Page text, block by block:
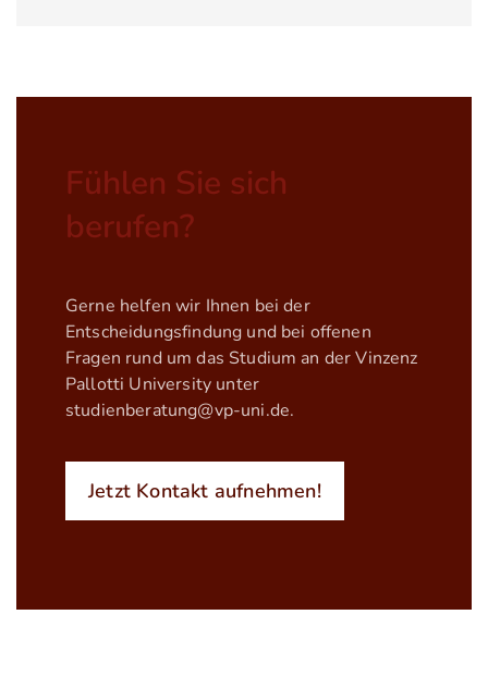
Fühlen Sie sich
berufen?
Gerne helfen wir Ihnen bei der
Entscheidungsfindung und bei offenen
Fragen rund um das Studium an der Vinzenz
Pallotti University unter
studienberatung@vp-uni.de.
Jetzt Kontakt aufnehmen!